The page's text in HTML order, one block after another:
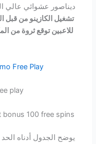
ديناصور عشوائي عالي
للاعبين توقع ثروة من
Free Play
play
100 free spins
يوضح الجدول أدناه